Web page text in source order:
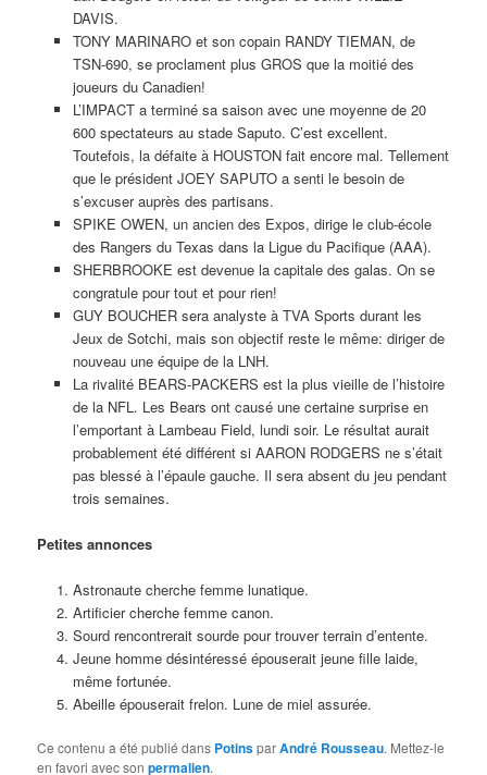
DAVIS.
TONY MARINARO et son copain RANDY TIEMAN, de
TSN-690, se proclament plus GROS que la moitié des
joueurs du Canadien!
L’IMPACT a terminé sa saison avec une moyenne de 20
600 spectateurs au stade Saputo. C’est excellent.
Toutefois, la défaite à HOUSTON fait encore mal. Tellement
que le président JOEY SAPUTO a senti le besoin de
s’excuser auprès des partisans.
SPIKE OWEN, un ancien des Expos, dirige le club-école
des Rangers du Texas dans la Ligue du Pacifique (AAA).
SHERBROOKE est devenue la capitale des galas. On se
congratule pour tout et pour rien!
GUY BOUCHER sera analyste à TVA Sports durant les
Jeux de Sotchi, mais son objectif reste le même: diriger de
nouveau une équipe de la LNH.
La rivalité BEARS-PACKERS est la plus vieille de l’histoire
de la NFL. Les Bears ont causé une certaine surprise en
l’emportant à Lambeau Field, lundi soir. Le résultat aurait
probablement été différent si AARON RODGERS ne s’était
pas blessé à l’épaule gauche. Il sera absent du jeu pendant
trois semaines.
Petites annonces
Astronaute cherche femme lunatique.
Artificier cherche femme canon.
Sourd rencontrerait sourde pour trouver terrain d’entente.
Jeune homme désintéressé épouserait jeune fille laide,
même fortunée.
Abeille épouserait frelon. Lune de miel assurée.
Ce contenu a été publié dans PotinsparAndré Rousseau. Mettez-le
en favori avec sonpermalien.